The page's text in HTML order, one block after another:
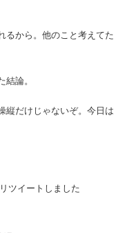
るから。他のこと考えてた
論。
縦だけじゃないぞ。今日は
ツイートしました